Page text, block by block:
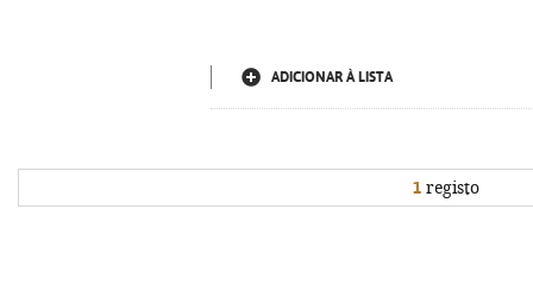
ADICIONAR À LISTA
1 registo